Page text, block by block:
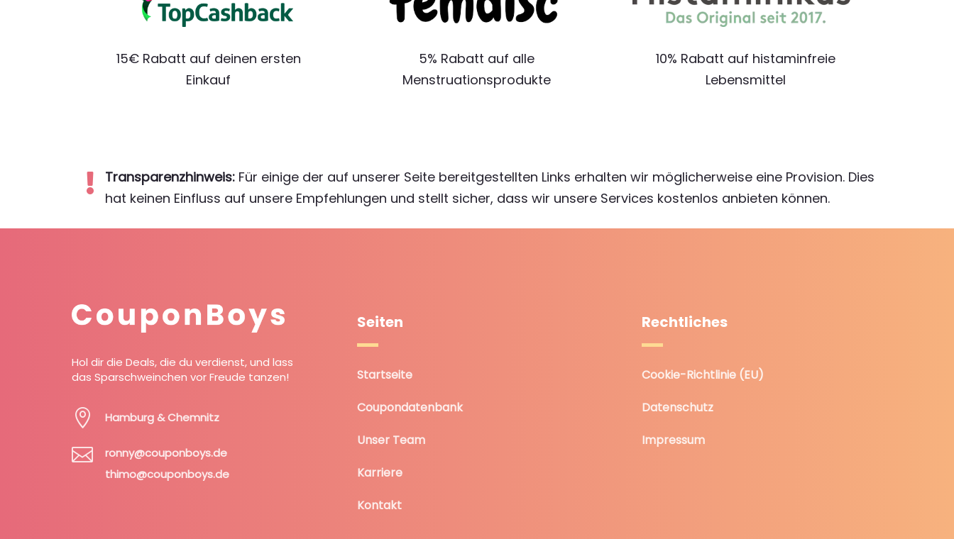
15€ Rabatt auf deinen ersten
Einkauf
5% Rabatt auf alle
Menstruationsprodukte
10% Rabatt auf histaminfreie
Lebensmittel
 Transparenzhinweis:Für einige der auf unserer Seite bereitgestellten Links erhalten wir möglicherweise eine Provision. Dies
hat keinen Einfluss auf unsere Empfehlungen und stellt sicher, dass wir unsere Services kostenlos anbieten können.
Hol dir die Deals, die du verdienst, und lass
das Sparschweinchen vor Freude tanzen!
 Hamburg & Chemnitz

ronny@couponboys.de
thimo@couponboys.de
Seiten
Startseite
Coupondatenbank
Unser Team
Karriere
Kontakt
Rechtliches
Cookie-Richtlinie (EU)
Datenschutz
Impressum